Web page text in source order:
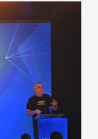
uma
anos, com
Trata-se
um poder de
apontou o
chance de